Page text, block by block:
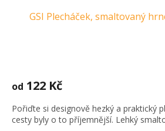
GSI Plecháček, smaltovaný
od 122 Kč
Pořiďte si designově hezký a praktický
cesty byly o to příjemnější. Lehký